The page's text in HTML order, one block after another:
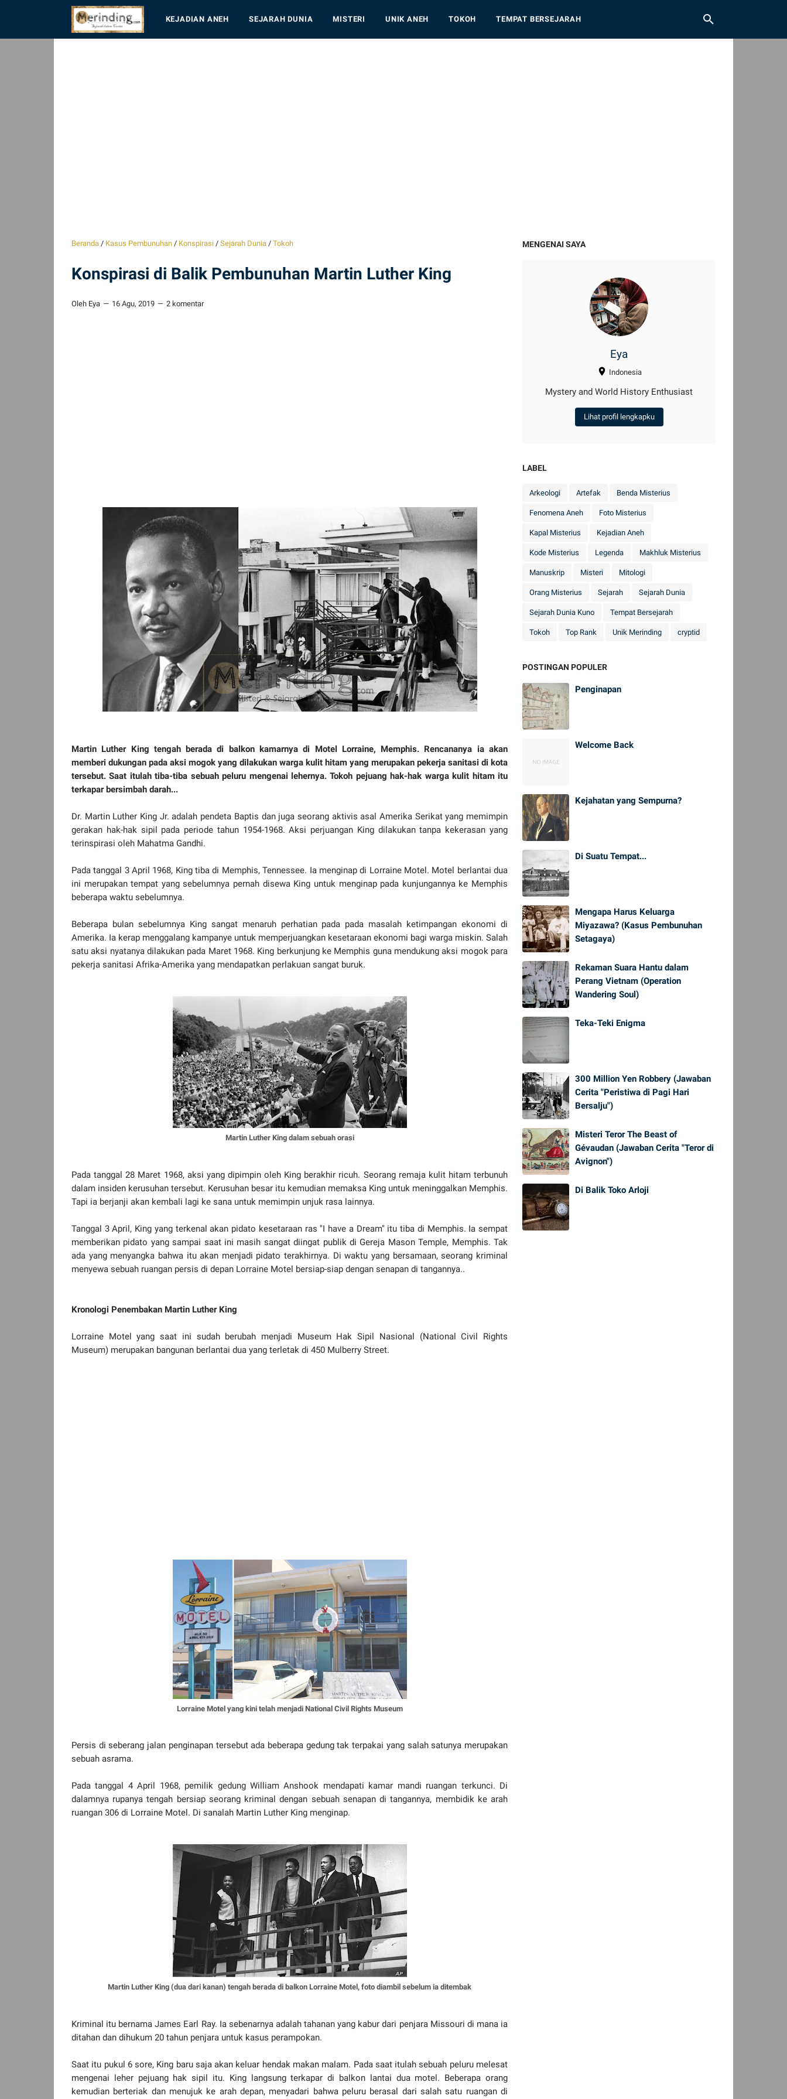
KEJADIAN ANEH SEJARAH DUNIA MISTERI UNIK ANEH TOKOH TEMPAT BERSEJARAH
Beranda / Kasus Pembunuhan / Konspirasi / Sejarah Dunia / Tokoh
Konspirasi di Balik Pembunuhan Martin Luther King
Oleh Eya 16 Agu, 2019 2 komentar
Martin Luther King tengah berada di balkon kamarnya di Motel Lorraine, Memphis. Rencananya ia akan
memberi dukungan pada aksi mogok yang dilakukan warga kulit hitam yang merupakan pekerja sanitasi di kota
tersebut. Saat itulah tiba-tiba sebuah peluru mengenai lehernya. Tokoh pejuang hak-hak warga kulit hitam itu
terkapar bersimbah darah...
Dr. Martin Luther King Jr. adalah pendeta Baptis dan juga seorang aktivis asal Amerika Serikat yang memimpin
gerakan hak-hak sipil pada periode tahun 1954-1968. Aksi perjuangan King dilakukan tanpa kekerasan yang
terinspirasi oleh Mahatma Gandhi.
Pada tanggal 3 April 1968, King tiba di Memphis, Tennessee. Ia menginap di Lorraine Motel. Motel berlantai dua
ini merupakan tempat yang sebelumnya pernah disewa King untuk menginap pada kunjungannya ke Memphis
beberapa waktu sebelumnya.
Beberapa bulan sebelumnya King sangat menaruh perhatian pada pada masalah ketimpangan ekonomi di
Amerika. Ia kerap menggalang kampanye untuk memperjuangkan kesetaraan ekonomi bagi warga miskin. Salah
satu aksi nyatanya dilakukan pada Maret 1968. King berkunjung ke Memphis guna mendukung aksi mogok para
pekerja sanitasi Afrika-Amerika yang mendapatkan perlakuan sangat buruk.
Martin Luther King dalam sebuah orasi
Pada tanggal 28 Maret 1968, aksi yang dipimpin oleh King berakhir ricuh. Seorang remaja kulit hitam terbunuh
dalam insiden kerusuhan tersebut. Kerusuhan besar itu kemudian memaksa King untuk meninggalkan Memphis.
Tapi ia berjanji akan kembali lagi ke sana untuk memimpin unjuk rasa lainnya.
Tanggal 3 April, King yang terkenal akan pidato kesetaraan ras "I have a Dream" itu tiba di Memphis. Ia sempat
memberikan pidato yang sampai saat ini masih sangat diingat publik di Gereja Mason Temple, Memphis. Tak
ada yang menyangka bahwa itu akan menjadi pidato terakhirnya. Di waktu yang bersamaan, seorang kriminal
menyewa sebuah ruangan persis di depan Lorraine Motel bersiap-siap dengan senapan di tangannya..
Kronologi Penembakan Martin Luther King
Lorraine Motel yang saat ini sudah berubah menjadi Museum Hak Sipil Nasional (National Civil Rights
Museum) merupakan bangunan berlantai dua yang terletak di 450 Mulberry Street.
Lorraine Motel yang kini telah menjadi National Civil Rights Museum
Persis di seberang jalan penginapan tersebut ada beberapa gedung tak terpakai yang salah satunya merupakan
sebuah asrama.
Pada tanggal 4 April 1968, pemilik gedung William Anshook mendapati kamar mandi ruangan terkunci. Di
dalamnya rupanya tengah bersiap seorang kriminal dengan sebuah senapan di tangannya, membidik ke arah
ruangan 306 di Lorraine Motel. Di sanalah Martin Luther King menginap.
Martin Luther King (dua dari kanan) tengah berada di balkon Lorraine Motel, foto diambil sebelum ia ditembak
Kriminal itu bernama James Earl Ray. Ia sebenarnya adalah tahanan yang kabur dari penjara Missouri di mana ia
ditahan dan dihukum 20 tahun penjara untuk kasus perampokan.
Saat itu pukul 6 sore, King baru saja akan keluar hendak makan malam. Pada saat itulah sebuah peluru melesat
mengenai leher pejuang hak sipil itu. King langsung terkapar di balkon lantai dua motel. Beberapa orang
kemudian berteriak dan menujuk ke arah depan, menyadari bahwa peluru berasal dari salah satu ruangan di
MENGENAI SAYA
Eya
Indonesia
Mystery and World History Enthusiast
Lihat profil lengkapku
LABEL
Arkeologi Artefak Benda Misterius
Fenomena Aneh Foto Misterius
Kapal Misterius Kejadian Aneh
Kode Misterius Legenda Makhluk Misterius
Manuskrip Misteri Mitologi
Orang Misterius Sejarah Sejarah Dunia
Sejarah Dunia Kuno Tempat Bersejarah
Tokoh Top Rank Unik Merinding cryptid
POSTINGAN POPULER
Penginapan
Welcome Back
Kejahatan yang Sempurna?
Di Suatu Tempat...
Mengapa Harus Keluarga
Miyazawa? (Kasus Pembunuhan
Setagaya)
Rekaman Suara Hantu dalam
Perang Vietnam (Operation
Wandering Soul)
Teka-Teki Enigma
300 Million Yen Robbery (Jawaban
Cerita "Peristiwa di Pagi Hari
Bersalju")
Misteri Teror The Beast of
Gévaudan (Jawaban Cerita "Teror di
Avignon")
Di Balik Toko Arloji